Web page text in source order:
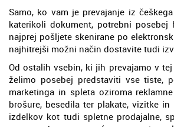
Samo, ko vam je prevajanje iz
katerikoli dokument, potrebni
najprej pošljete skenirane po
najhitrejši možni način dostavite tudi
Od ostalih vsebin, ki jih prevajamo v
želimo posebej predstaviti vse tiste,
marketinga in spleta oziroma
brošure, besedila ter plakate, vizitke
izdelkov kot tudi spletne prodajalne,